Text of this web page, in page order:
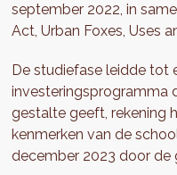
september 2022, in
Act, Urban Foxes, Uses
De studiefase leidde tot
investeringsprogramma
gestalte geeft, rekening
kenmerken van de
december 2023 door de